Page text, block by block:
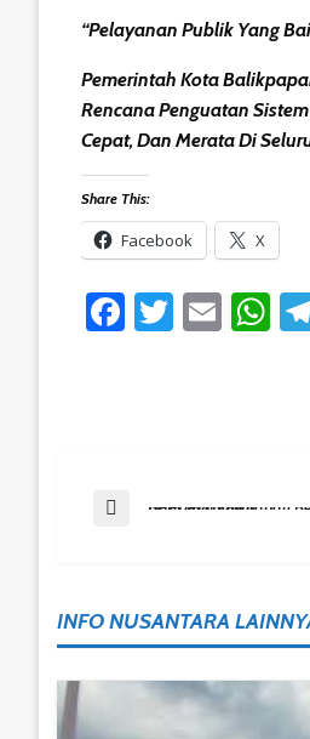
“Pelayanan Publik Yang
Pemerintah Kota
Rencana Penguatan
Cepat, Dan Merata Di
Share This:
Facebook X
Facebook
Twitter
Post
Previous Post BPPDRD Balikpapan Benahi Sistem Pajak, Digitalisasi Dan Penguatan Basis Data Jadi Fokus
INFO NUSANTARA